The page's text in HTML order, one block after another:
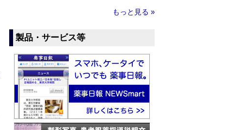
もっと見る »
製品・サービス等